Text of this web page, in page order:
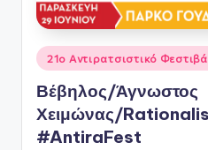
Αναρτήθηκε
σε
21ο Αντιρατσιστικό
Βέβηλος/Άγνωστος
Χειμώνας/
#AntiraFest